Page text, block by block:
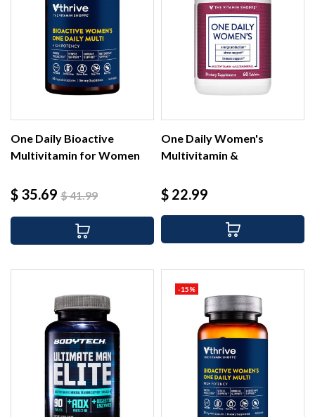
One Daily Bioactive
Multivitamin for Women
Precio
$ 35.69 Precio
$ 41.99
One Daily Women's
Multivitamin &
Precio
$ 22.99
-15%